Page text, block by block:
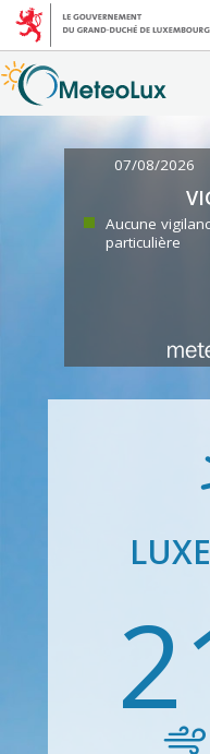
07/08/2026
Aucune
particulière